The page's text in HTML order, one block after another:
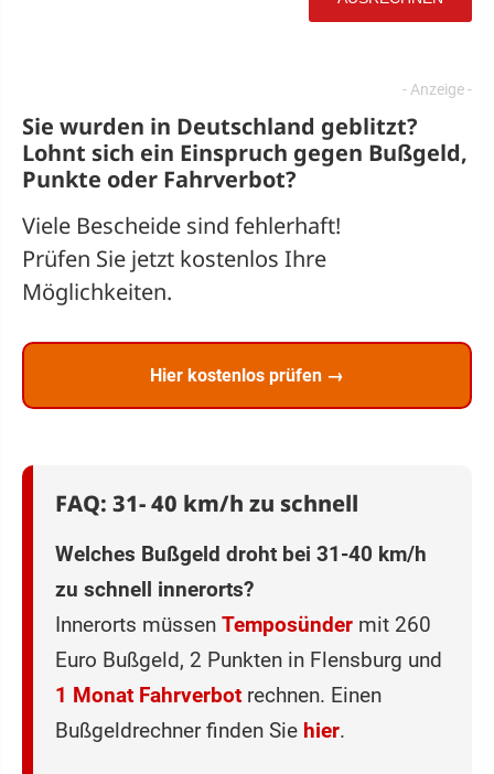
Sie wurden in Deutschland geblitzt?
Lohnt sich ein Einspruch gegen Bußgeld,
Punkte oder Fahrverbot?
Viele Bescheide sind fehlerhaft!
Prüfen Sie jetzt kostenlos Ihre
Möglichkeiten.
Hier kostenlos prüfen →
FAQ: 31- 40 km/h zu schnell
Welches Bußgeld droht bei 31-40 km/h
zu schnell innerorts?
Innerorts müssen Temposünder mit 260
Euro Bußgeld, 2 Punkten in Flensburg und
1 Monat Fahrverbot rechnen. Einen
Bußgeldrechner finden Sie hier.